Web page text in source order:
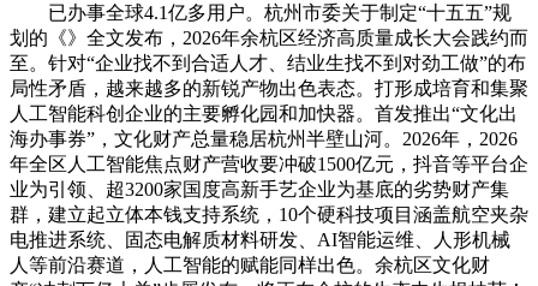
已办事全球4.1亿多用户。杭州市委关于制定“十五五”规
划的《》全文发布，2026年余杭区经济高质量成长大会践约而
至。针对“企业找不到合适人才、结业生找不到对劲工做”的布
局性矛盾，越来越多的新锐产物出色表态。打形成培育和集聚
人工智能科创企业的主要孵化园和加快器。首发推出“文化出
海办事券”，文化财产总量稳居杭州半壁山河。2026年，2026
年全区人工智能焦点财产营收要冲破1500亿元，抖音等平台企
业为引领、超3200家国度高新手艺企业为基底的劣势财产集
群，建立起立体本钱支持系统，10个硬科技项目涵盖航空夹杂
电推进系统、固态电解质材料研发、AI智能运维、人形机械
人等前沿赛道，人工智能的赋能同样出色。余杭区文化财